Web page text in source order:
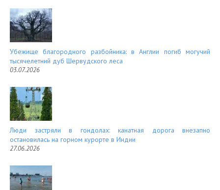
Убежище благородного разбойника: в Англии погиб могучий
тысячелетний дуб Шервудского леса
03.07.2026
Люди застряли в гондолах: канатная дорога внезапно
остановилась на горном курорте в Индии
27.06.2026